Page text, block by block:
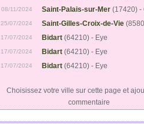
08/11/2024 Saint-Palais-sur-Mer (17420) -
25/07/2024 Saint-Gilles-Croix-de-Vie
17/07/2024 Bidart (64210) - Eye
17/07/2024 Bidart (64210) - Eye
17/07/2024 Bidart (64210) - Eye
Choisissez votre ville sur cette page et
commentaire